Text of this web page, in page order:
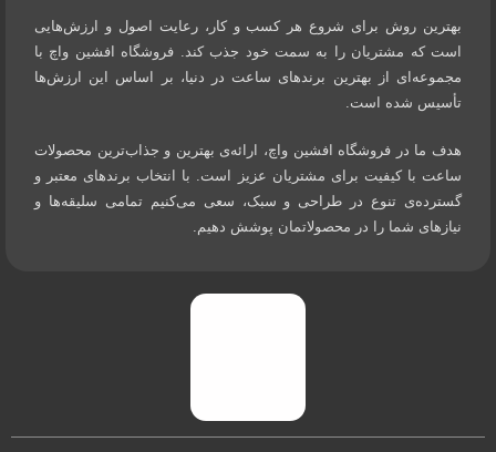
بهترین روش برای شروع هر کسب و کار، رعایت اصول و ارزش‌هایی
است که مشتریان را به سمت خود جذب کند. فروشگاه افشین واچ با
مجموعه‌ای از بهترین برندهای ساعت در دنیا، بر اساس این ارزش‌ها
تأسیس شده است.
هدف ما در فروشگاه افشین واچ، ارائه‌ی بهترین و جذاب‌ترین محصولات
ساعت با کیفیت برای مشتریان عزیز است. با انتخاب برندهای معتبر و
گسترده‌ی تنوع در طراحی و سبک، سعی می‌کنیم تمامی سلیقه‌ها و
نیازهای شما را در محصولاتمان پوشش دهیم.